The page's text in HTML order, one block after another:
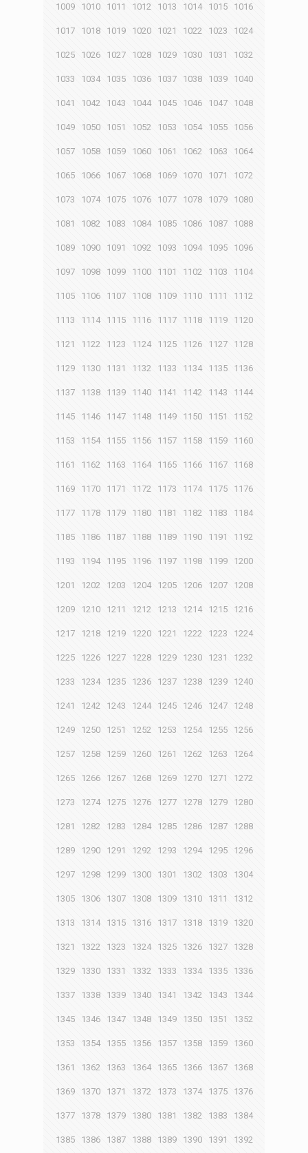
1009 1010 1011 1012 1013 1014 1015 1016
1017 1018 1019 1020 1021 1022 1023 1024
1025 1026 1027 1028 1029 1030 1031 1032
1033 1034 1035 1036 1037 1038 1039 1040
1041 1042 1043 1044 1045 1046 1047 1048
1049 1050 1051 1052 1053 1054 1055 1056
1057 1058 1059 1060 1061 1062 1063 1064
1065 1066 1067 1068 1069 1070 1071 1072
1073 1074 1075 1076 1077 1078 1079 1080
1081 1082 1083 1084 1085 1086 1087 1088
1089 1090 1091 1092 1093 1094 1095 1096
1097 1098 1099 1100 1101 1102 1103 1104
1105 1106 1107 1108 1109 1110 1111 1112
1113 1114 1115 1116 1117 1118 1119 1120
1121 1122 1123 1124 1125 1126 1127 1128
1129 1130 1131 1132 1133 1134 1135 1136
1137 1138 1139 1140 1141 1142 1143 1144
1145 1146 1147 1148 1149 1150 1151 1152
1153 1154 1155 1156 1157 1158 1159 1160
1161 1162 1163 1164 1165 1166 1167 1168
1169 1170 1171 1172 1173 1174 1175 1176
1177 1178 1179 1180 1181 1182 1183 1184
1185 1186 1187 1188 1189 1190 1191 1192
1193 1194 1195 1196 1197 1198 1199 1200
1201 1202 1203 1204 1205 1206 1207 1208
1209 1210 1211 1212 1213 1214 1215 1216
1217 1218 1219 1220 1221 1222 1223 1224
1225 1226 1227 1228 1229 1230 1231 1232
1233 1234 1235 1236 1237 1238 1239 1240
1241 1242 1243 1244 1245 1246 1247 1248
1249 1250 1251 1252 1253 1254 1255 1256
1257 1258 1259 1260 1261 1262 1263 1264
1265 1266 1267 1268 1269 1270 1271 1272
1273 1274 1275 1276 1277 1278 1279 1280
1281 1282 1283 1284 1285 1286 1287 1288
1289 1290 1291 1292 1293 1294 1295 1296
1297 1298 1299 1300 1301 1302 1303 1304
1305 1306 1307 1308 1309 1310 1311 1312
1313 1314 1315 1316 1317 1318 1319 1320
1321 1322 1323 1324 1325 1326 1327 1328
1329 1330 1331 1332 1333 1334 1335 1336
1337 1338 1339 1340 1341 1342 1343 1344
1345 1346 1347 1348 1349 1350 1351 1352
1353 1354 1355 1356 1357 1358 1359 1360
1361 1362 1363 1364 1365 1366 1367 1368
1369 1370 1371 1372 1373 1374 1375 1376
1377 1378 1379 1380 1381 1382 1383 1384
1385 1386 1387 1388 1389 1390 1391 1392